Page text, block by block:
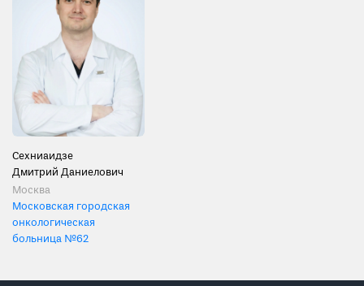
Сехниаидзе
Дмитрий Даниелович
Москва
Московская городская
онкологическая
больница №62